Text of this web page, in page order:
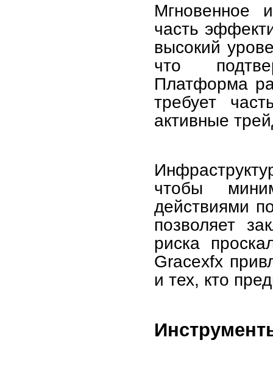
Мгновенное
часть
высокий
что
Платформа
требует
активные
чтобы
действиями
позволяет
риска
Gracexfx
и тех, кто